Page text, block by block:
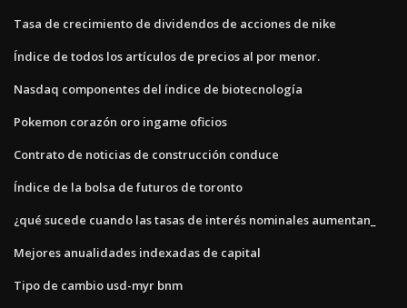
Tasa de crecimiento de dividendos de acciones de nike
Índice de todos los artículos de precios al por menor.
Nasdaq componentes del índice de biotecnología
Pokemon corazón oro ingame oficios
Contrato de noticias de construcción conduce
Índice de la bolsa de futuros de toronto
¿qué sucede cuando las tasas de interés nominales aumentan_
Mejores anualidades indexadas de capital
Tipo de cambio usd-myr bnm